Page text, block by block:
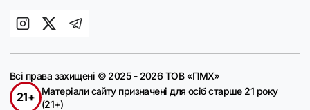
Всі права захищені © 2025 - 2026 ТОВ «ПМХ»
21+
Матеріали сайту призначені для осіб старше 21 року
(21+)